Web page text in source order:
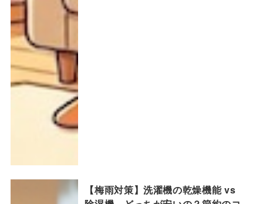
【梅雨対策】洗濯機の乾燥機能 vs